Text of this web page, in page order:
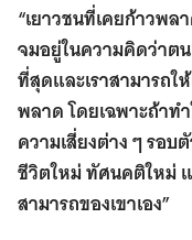
“เยาวชนที่เคยก้าวพล
จมอยู่ในความคิดว่าต
ที่สุดและเราสามารถใ
พลาด โดยเฉพาะถ้าท
ความเสี่ยงต่าง ๆ รอบ
ชีวิตใหม่ ทัศนคติใหม่
สามารถของเขาเอง”